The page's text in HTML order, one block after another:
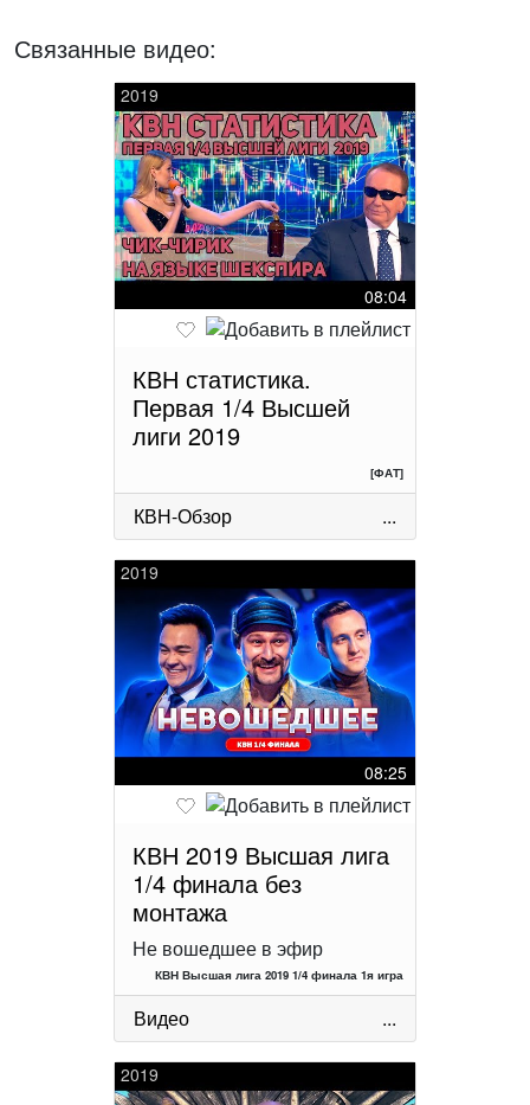
Связанные видео:
2019
08:04
КВН статистика.
Первая 1/4 Высшей
лиги 2019
[ФАТ]
КВН-Обзор ...
2019
08:25
КВН 2019 Высшая лига
1/4 финала без
монтажа
Не вошедшее в эфир
КВН Высшая лига 2019 1/4 финала 1я игра
Видео ...
2019